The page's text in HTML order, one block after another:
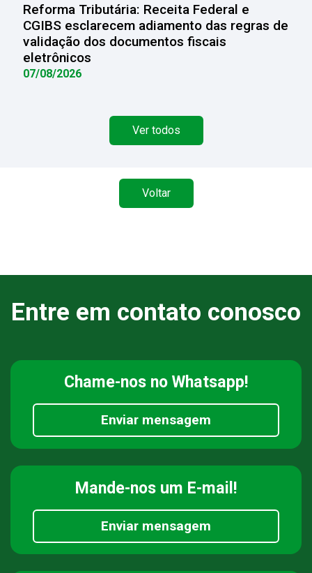
Reforma Tributária: Receita Federal e
CGIBS esclarecem adiamento das regras de
validação dos documentos fiscais
eletrônicos
07/08/2026
Ver todos
Voltar
Entre em contato conosco
Chame-nos no Whatsapp!
Enviar mensagem
Mande-nos um E-mail!
Enviar mensagem